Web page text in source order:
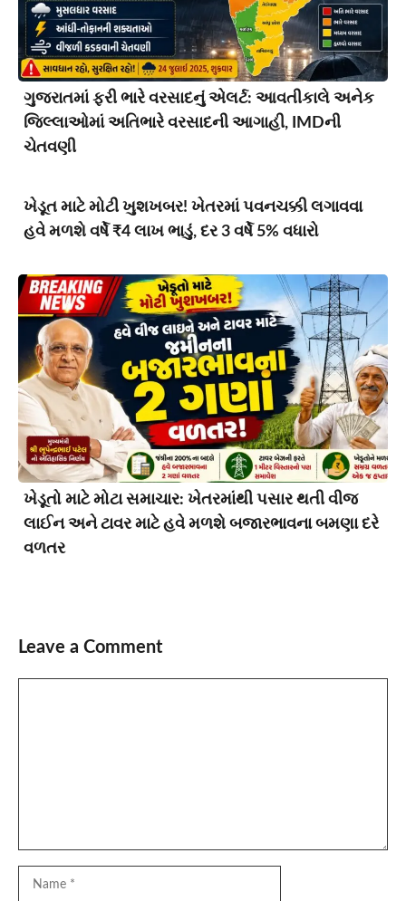
ગુજરાતમાં ફરી ભારે વરસાદનું એલર્ટ: આવતીકાલે અનેક
જિલ્લાઓમાં અતિભારે વરસાદની આગાહી, IMDની
ચેતવણી
ખેડૂત માટે મોટી ખુશખબર! ખેતરમાં પવનચક્કી લગાવવા
હવે મળશે વર્ષે ₹4 લાખ ભાડું, દર 3 વર્ષે 5% વધારો
ખેડૂતો માટે મોટા સમાચાર: ખેતરમાંથી પસાર થતી વીજ
લાઈન અને ટાવર માટે હવે મળશે બજારભાવના બમણા દરે
વળતર
Leave a Comment